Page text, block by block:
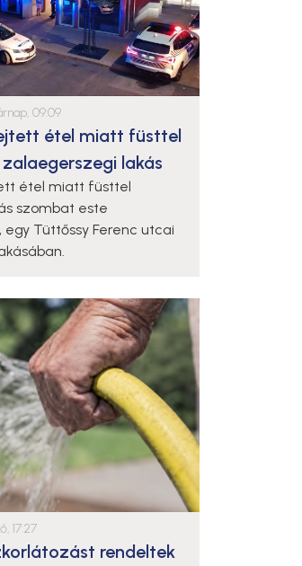
09:09
étel miatt füsttel
lakás
étel miatt füsttel
szombat este
Tüttőssy Ferenc utcai
17:27
rendeltek